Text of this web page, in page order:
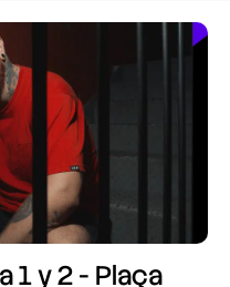
1 y 2 - Plaça